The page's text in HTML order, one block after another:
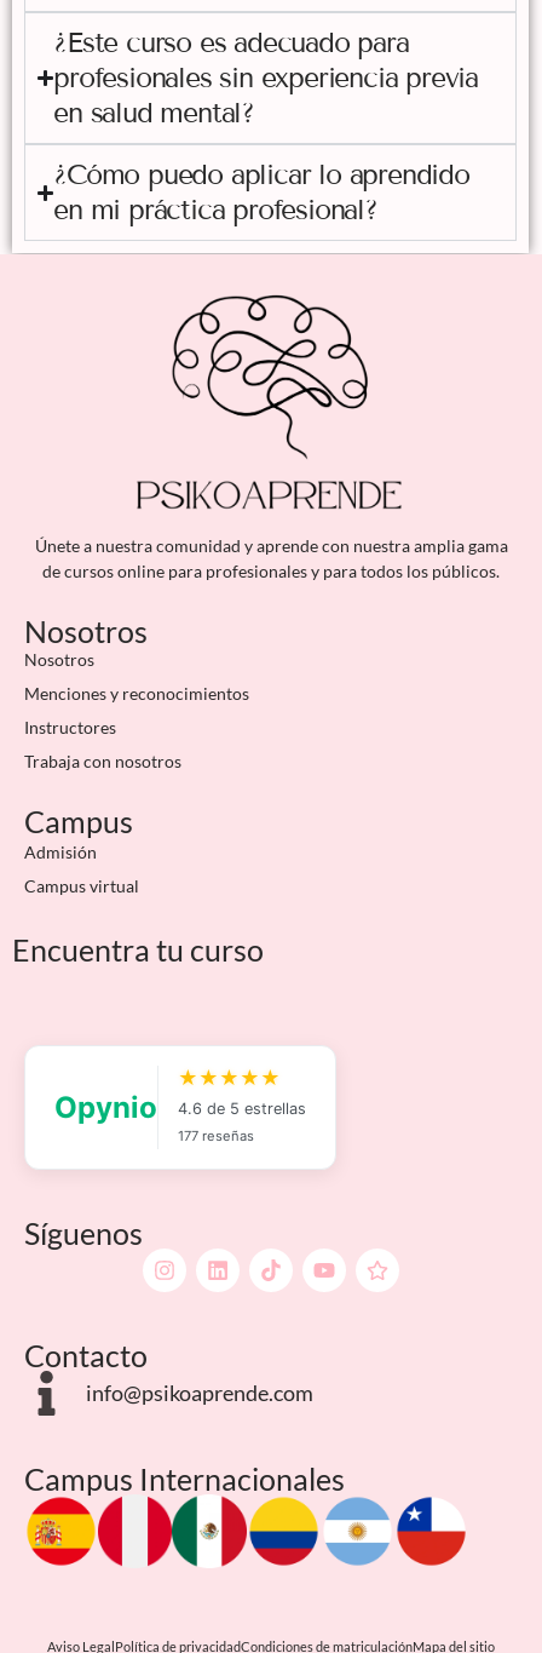
¿Este curso es adecuado para
profesionales sin experiencia previa
en salud mental?
¿Cómo puedo aplicar lo aprendido
en mi práctica profesional?
Únete a nuestra comunidad y aprende con nuestra amplia gama
de cursos online para profesionales y para todos los públicos.
Nosotros
Nosotros
Menciones y reconocimientos
Instructores
Trabaja con nosotros
Campus
Admisión
Campus virtual
Encuentra tu curso
Síguenos
Contacto
info@psikoaprende.com
Campus Internacionales
Aviso LegalPolítica de privacidadCondiciones de matriculaciónMapa del sitio